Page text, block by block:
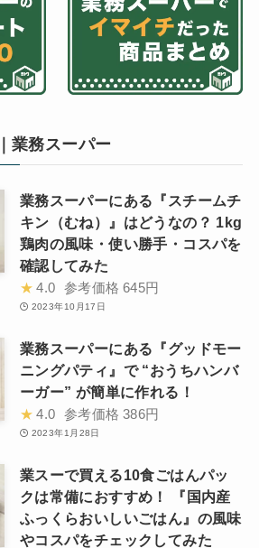
業務スーパー
業務スーパーにある『スチームチ
キン（むね）』はどうなの？ 1kg
鶏肉の風味・使い勝手・コスパを
確認してみた
★ 4.0 参考価格 645円
2023年10月17日
業務スーパーにある『グッドモー
ニングパティ』で “おうちハンバ
ーガー” が簡単に作れる！
★ 4.0 参考価格 386円
2023年1月28日
業スーで買える10食ごはんパッ
クは常備におすすめ！ 『国内産
ふっくらおいしいごはん』の風味
やコスパをチェックしてみた